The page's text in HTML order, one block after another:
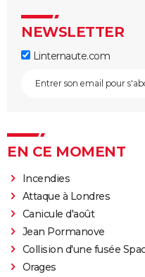
NEWSLETTER
Linternaute.com
EN CE MOMENT
Incendies
Attaque à Londres
Canicule d'août
Jean Pormanove
Collision d'une fusée
Orages